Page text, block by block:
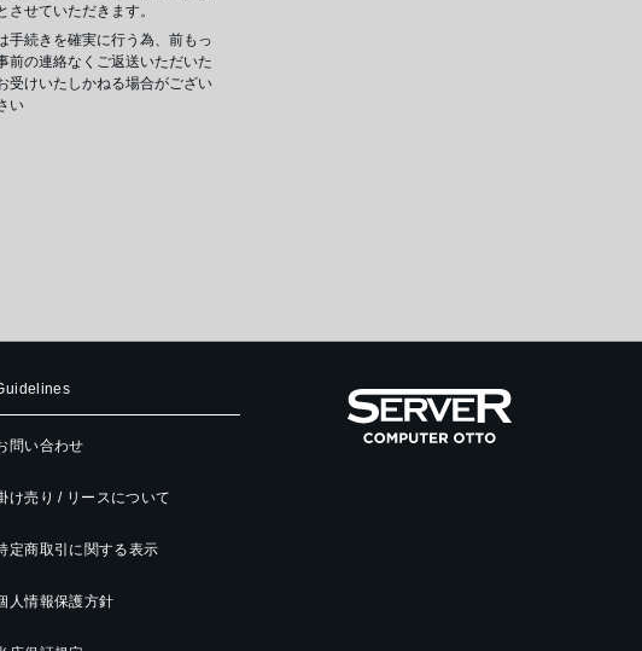
せていただきます。
手続きを確実に行う為、前もっ
前の連絡なくご返送いただいた
受けいたしかねる場合がござい
い
問い合わせ
け売り / リースについて
定商取引に関する表示
人情報保護方針